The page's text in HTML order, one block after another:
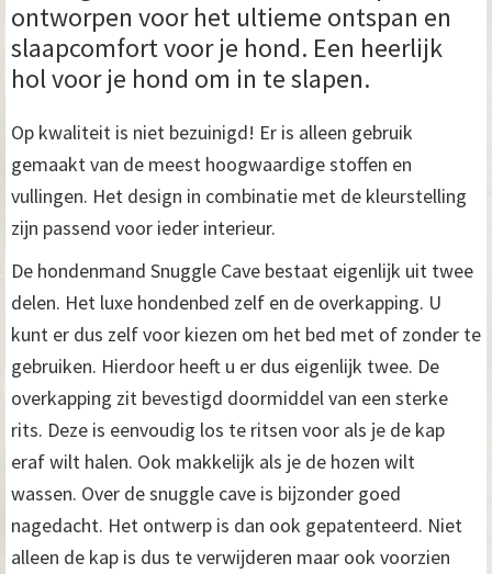
ontworpen voor het ultieme ontspan en
slaapcomfort voor je hond. Een heerlijk
hol voor je hond om in te slapen.
Op kwaliteit is niet bezuinigd! Er is alleen gebruik
gemaakt van de meest hoogwaardige stoffen en
vullingen. Het design in combinatie met de kleurstelling
zijn passend voor ieder interieur.
De hondenmand Snuggle Cave bestaat eigenlijk uit twee
delen. Het luxe hondenbed zelf en de overkapping. U
kunt er dus zelf voor kiezen om het bed met of zonder te
gebruiken. Hierdoor heeft u er dus eigenlijk twee. De
overkapping zit bevestigd doormiddel van een sterke
rits. Deze is eenvoudig los te ritsen voor als je de kap
eraf wilt halen. Ook makkelijk als je de hozen wilt
wassen. Over de snuggle cave is bijzonder goed
nagedacht. Het ontwerp is dan ook gepatenteerd. Niet
alleen de kap is dus te verwijderen maar ook voorzien